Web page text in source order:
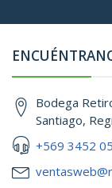
Bodega
Santiago,
+569 3452